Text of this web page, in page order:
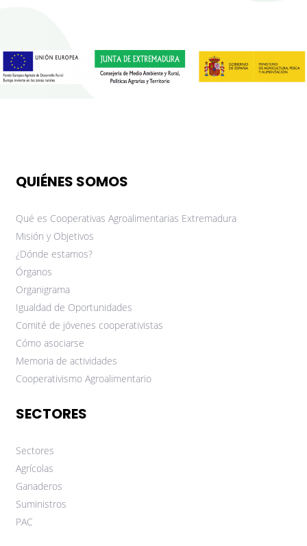
QUIÉNES SOMOS
Qué es Cooperativas Agroalimentarias Extremadura
Misión y Objetivos
¿Dónde estamos?
Órganos
Organigrama
Igualdad de Oportunidades
Comité de jóvenes cooperativistas
Cómo asociarse
Memoria de actividades
Cooperativismo Agroalimentario
SECTORES
Sectores
Agrícolas
Ganaderos
Suministros
PAC